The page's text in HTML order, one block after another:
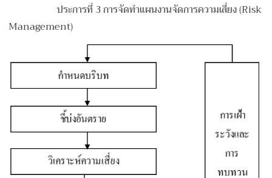
ประการที่ 3 การจัดทำแผนงานจัดการความเสี่ยง (Risk
Management)